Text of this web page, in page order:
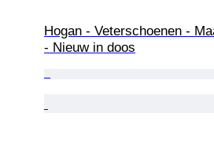
Hogan - Veterschoenen -
- Nieuw in doos